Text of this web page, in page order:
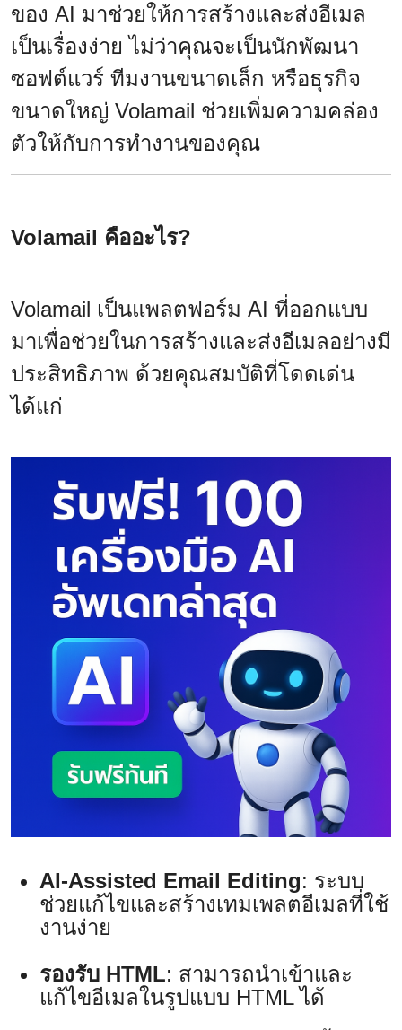
ของ AI มาช่วยให้การสร้างและส่งอีเมล
เป็นเรื่องง่าย ไม่ว่าคุณจะเป็นนักพัฒนา
ซอฟต์แวร์ ทีมงานขนาดเล็ก หรือธุรกิจ
ขนาดใหญ่ Volamail ช่วยเพิ่มความคล่อง
ตัวให้กับการทำงานของคุณ
Volamail คืออะไร?
Volamail เป็นแพลตฟอร์ม AI ที่ออกแบบ
มาเพื่อช่วยในการสร้างและส่งอีเมลอย่างมี
ประสิทธิภาพ ด้วยคุณสมบัติที่โดดเด่น
ได้แก่
AI-Assisted Email Editing: ระบบ
ช่วยแก้ไขและสร้างเทมเพลตอีเมลที่ใช้
งานง่าย
รองรับ HTML: สามารถนำเข้าและ
แก้ไขอีเมลในรูปแบบ HTML ได้